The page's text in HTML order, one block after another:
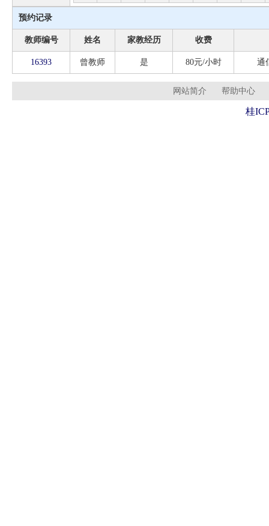
预约记录
教师编号 姓名 家教经历 收费
16393 曾教师 是 80元/小时 通
网站简介 帮助中心
桂